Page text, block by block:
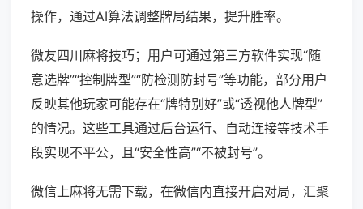
操作，通过AI算法调整牌局结果，提升胜率。
微友四川麻将技巧；用户可通过第三方软件实现“随
意选牌”“控制牌型”“防检测防封号”等功能，部分用户
反映其他玩家可能存在“牌特别好”或“透视他人牌型”
的情况。这些工具通过后台运行、自动连接等技术手
段实现不平公，且“安全性高”“不被封号”。
微信上麻将无需下载，在微信内直接开启对局，汇聚